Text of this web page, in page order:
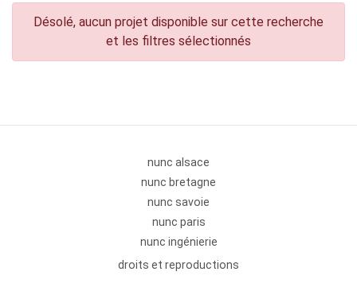
Désolé, aucun projet disponible sur cette recherche
et les filtres sélectionnés
nunc alsace
nunc bretagne
nunc savoie
nunc paris
nunc ingénierie
droits et reproductions